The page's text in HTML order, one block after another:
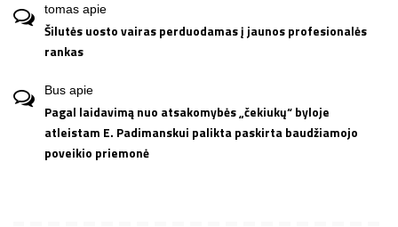
tomas apie
Šilutės uosto vairas perduodamas į jaunos profesionalės
rankas
Bus apie
Pagal laidavimą nuo atsakomybės „čekiukų“ byloje
atleistam E. Padimanskui palikta paskirta baudžiamojo
poveikio priemonė